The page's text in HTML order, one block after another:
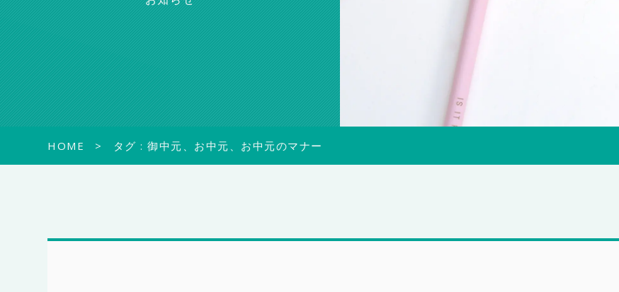
HOME タグ : 御中元、お中元、お中元のマナー